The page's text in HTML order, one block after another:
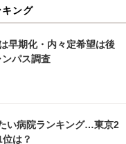
キング
早期化・内々定希望は後
パス調査
い病院ランキング…東京2
は？